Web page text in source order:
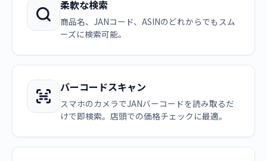
柔軟な検索
商品名、JANコード、ASINのどれからでもスム
ーズに検索可能。
バーコードスキャン
スマホのカメラでJANバーコードを読み取るだ
けで即検索。店頭での価格チェックに最適。